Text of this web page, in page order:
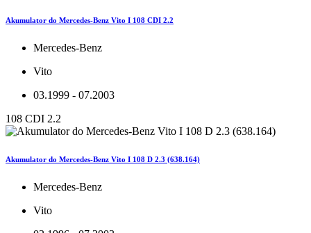
Akumulator do Mercedes-Benz Vito I 108 CDI 2.2
Mercedes-Benz
Vito
03.1999 - 07.2003
108 CDI 2.2
Akumulator do Mercedes-Benz Vito I 108 D 2.3 (638.164)
Mercedes-Benz
Vito